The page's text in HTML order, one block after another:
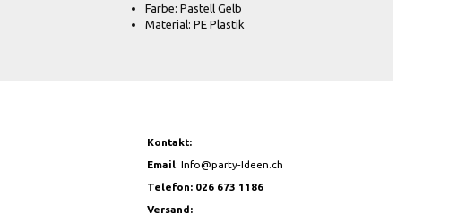
Farbe: Pastell Gelb
Material: PE Plastik
Kontakt:
Email:Info@party-Ideen.ch
Telefon: 026 673 1186
Versand: